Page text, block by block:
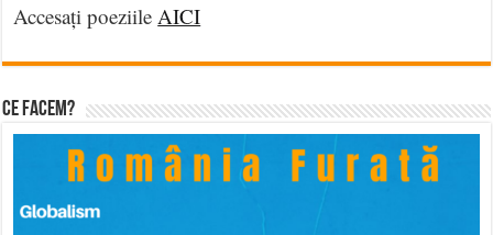
Accesați poeziile AICI
Ce facem?